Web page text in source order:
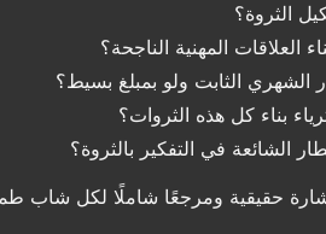
الثروة؟
العلاقات المهنية الناجحة؟
الشهري الثابت ولو بمبلغ بسيط؟
بناء كل هذه الثروات؟
الشائعة في التفكير بالثروة؟
حقيقية ومرجعًا شاملًا لكل شاب